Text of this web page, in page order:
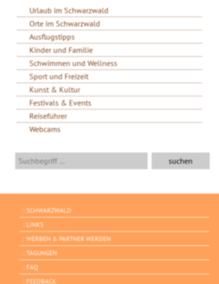
Urlaub im Schwarzwald
Orte im Schwarzwald
Ausflugstipps
Kinder und Familie
Schwimmen und Wellness
Sport und Freizeit
Kunst & Kultur
Festivals & Events
Reiseführer
Webcams
SCHWARZWALD
LINKS
WERBEN & PARTNER WERDEN
TAGUNGEN
FAQ
FEEDBACK